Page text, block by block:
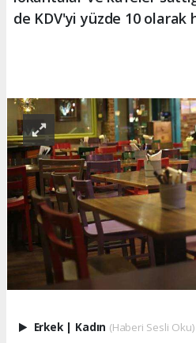
de KDV'yi yüzde 10 olarak
Erkek | Kadın (Haberi Sesli Oku)